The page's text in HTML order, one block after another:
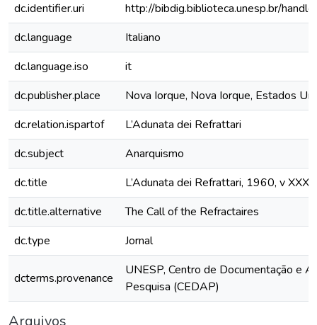
dc.identifier.uri
http://bibdig.biblioteca.unesp.br/
dc.language
Italiano
dc.language.iso
it
dc.publisher.place
Nova Iorque, Nova Iorque, Estados
dc.relation.ispartof
L’Adunata dei Refrattari
dc.subject
Anarquismo
dc.title
L’Adunata dei Refrattari, 1960, v
dc.title.alternative
The Call of the Refractaires
dc.type
Jornal
dcterms.provenance
UNESP, Centro de Documentação e
Pesquisa (CEDAP)
Arquivos